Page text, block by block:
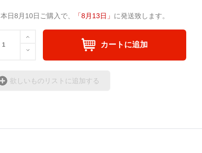
本日8月10日 ご購入で、 「8月13日 」 に発送致します。
カートに追加
欲しいものリストに追加する